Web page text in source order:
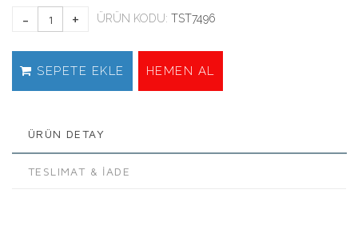
ÜRÜN KODU: TST7496
SEPETE EKLE HEMEN AL
ÜRÜN DETAY
TESLIMAT & İADE